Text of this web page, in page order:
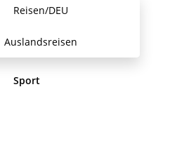
Reisen/DEU
Auslandsreisen
Sport